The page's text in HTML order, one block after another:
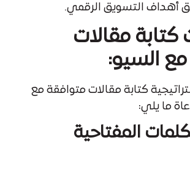
أهداف التسويق الرقمي.
مقالات
السيو:
كتابة مقالات متوافقة مع
ما يلي:
المفتاحية